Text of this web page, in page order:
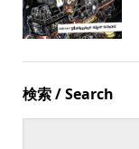
検索 / Search